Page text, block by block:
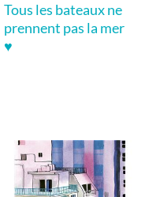
Tous les bateaux ne
prennent pas la mer
♥